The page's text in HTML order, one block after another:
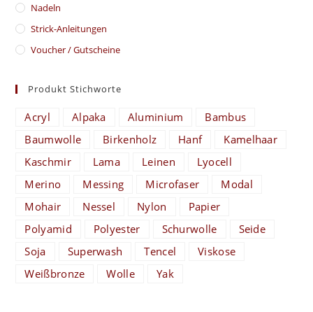
Nadeln
Strick-Anleitungen
Voucher / Gutscheine
Produkt Stichworte
Acryl Alpaka Aluminium
Bambus
Baumwolle
Birkenholz Hanf
Kamelhaar
Kaschmir
Lama Leinen
Lyocell
Merino
Messing Microfaser
Modal
Mohair
Nessel Nylon
Papier
Polyamid
Polyester Schurwolle
Seide
Soja
Superwash Tencel
Viskose
Weißbronze
Wolle Yak